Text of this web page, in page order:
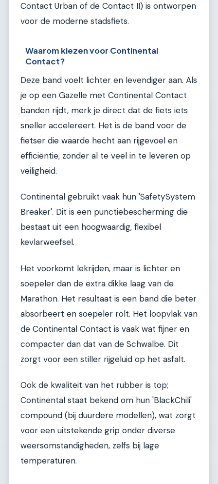
Contact Urban of de Contact II) is ontworpen
voor de moderne stadsfiets.
Waarom kiezen voor Continental
Contact?
Deze band voelt lichter en levendiger aan. Als
je op een Gazelle met Continental Contact
banden rijdt, merk je direct dat de fiets iets
sneller accelereert. Het is de band voor de
fietser die waarde hecht aan rijgevoel en
efficiëntie, zonder al te veel in te leveren op
veiligheid.
Continental gebruikt vaak hun 'SafetySystem
Breaker'. Dit is een punctiebescherming die
bestaat uit een hoogwaardig, flexibel
kevlarweefsel.
Het voorkomt lekrijden, maar is lichter en
soepeler dan de extra dikke laag van de
Marathon. Het resultaat is een band die beter
absorbeert en soepeler rolt. Het loopvlak van
de Continental Contact is vaak wat fijner en
compacter dan dat van de Schwalbe. Dit
zorgt voor een stiller rijgeluid op het asfalt.
Ook de kwaliteit van het rubber is top;
Continental staat bekend om hun 'BlackChili'
compound (bij duurdere modellen), wat zorgt
voor een uitstekende grip onder diverse
weersomstandigheden, zelfs bij lage
temperaturen.